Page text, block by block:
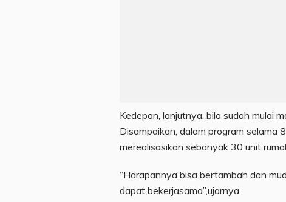
Kedepan, lanjutnya, bila sudah mulai
Disampaikan, dalam program selama
merealisasikan sebanyak 30 unit
“Harapannya bisa bertambah dan
dapat bekerjasama”,ujarnya.